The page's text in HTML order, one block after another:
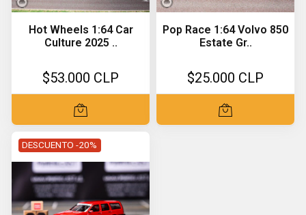
Hot Wheels 1:64 Car
Culture 2025 ..
$53.000 CLP
Pop Race 1:64 Volvo 850
Estate Gr..
$25.000 CLP
DESCUENTO -20%